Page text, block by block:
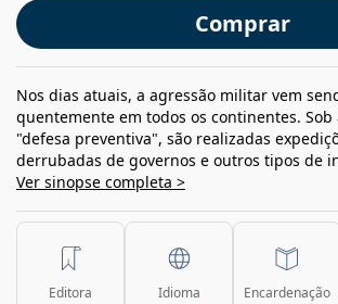
Comprar
Nos dias atuais, a agressão militar vem
quentemente em todos os continentes. Sob
"defesa preventiva", são realizadas
derrubadas de governos e outros tipos de
Ver sinopse completa >
Editora Idioma Encardenação